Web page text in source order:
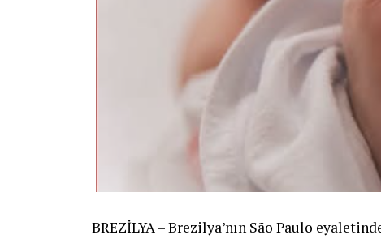
BREZİLYA – Brezilya’nın São Paulo